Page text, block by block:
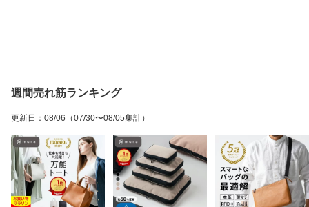
週間売れ筋ランキング
更新日 ： 08/06 （07/30〜08/05集計）